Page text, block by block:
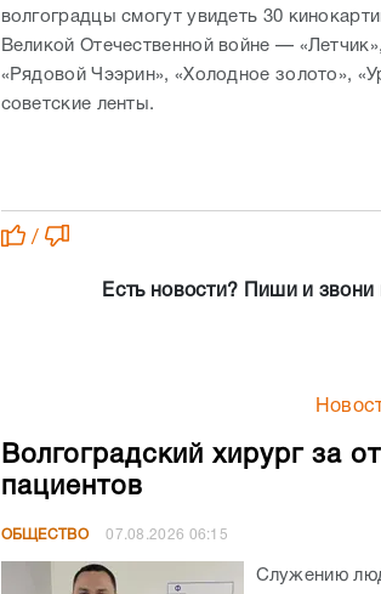
волгоградцы смогут увидеть 30
Великой Отечественной войне —
«Рядовой Чээрин», «Холодное золото»,
советские ленты.
/
Есть новости? Пиши и
Волгоградский хирург за
пациентов
ОБЩЕСТВО 07.08.2026 06:15
Служению